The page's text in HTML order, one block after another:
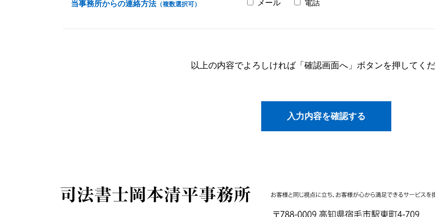
当事務所からの連絡方法（複数選択可） メール 電話
以上の内容でよろしければ「確認画面へ」ボタンを押してく
入力内容を確認する